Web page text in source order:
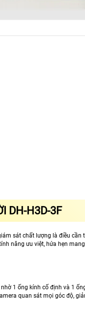
DH-H3D-3F
sát chất lượng là điều
năng ưu việt, hứa hẹn
1 ống kính cố định và 1
quan sát mọi góc độ,